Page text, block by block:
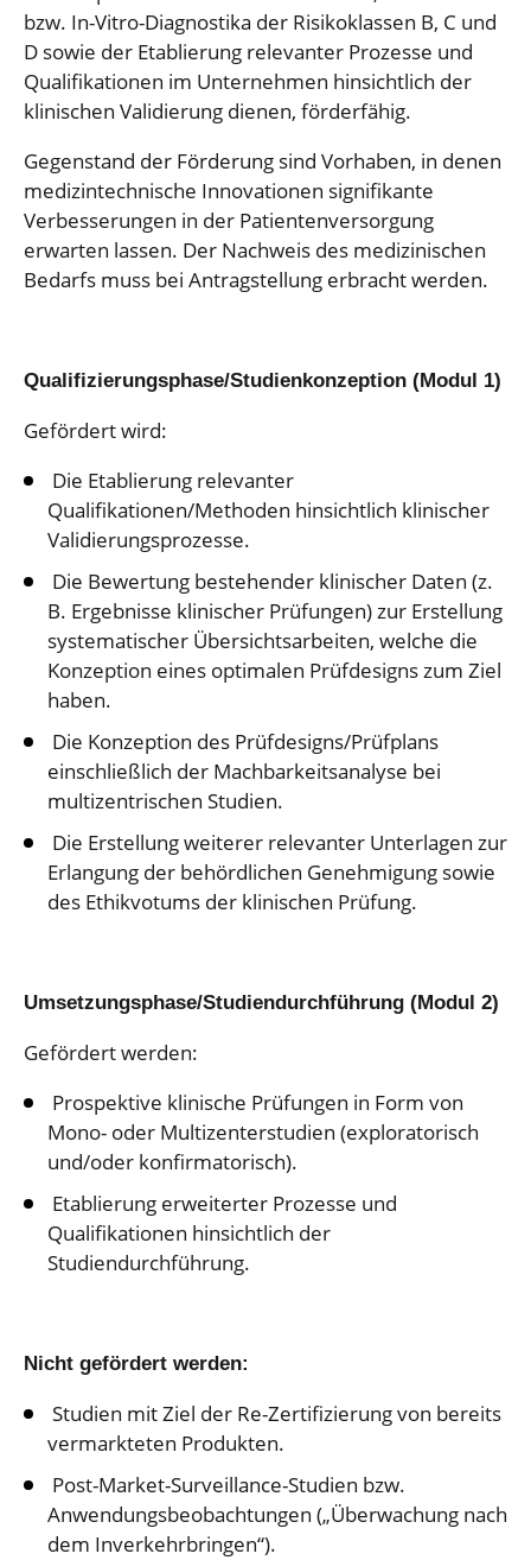
bzw. In-Vitro-Diagnostika der Risikoklassen B, C und
D sowie der Etablierung relevanter Prozesse und
Qualifikationen im Unternehmen hinsichtlich der
klinischen Validierung dienen, förderfähig.
Gegenstand der Förderung sind Vorhaben, in denen
medizintechnische Innovationen signifikante
Verbesserungen in der Patientenversorgung
erwarten lassen. Der Nachweis des medizinischen
Bedarfs muss bei Antragstellung erbracht werden.
Qualifizierungsphase/Studienkonzeption (Modul 1)
Gefördert wird:
Die Etablierung relevanter
Qualifikationen/Methoden hinsichtlich klinischer
Validierungsprozesse.
Die Bewertung bestehender klinischer Daten (z.
B. Ergebnisse klinischer Prüfungen) zur Erstellung
systematischer Übersichtsarbeiten, welche die
Konzeption eines optimalen Prüfdesigns zum Ziel
haben.
Die Konzeption des Prüfdesigns/Prüfplans
einschließlich der Machbarkeitsanalyse bei
multizentrischen Studien.
Die Erstellung weiterer relevanter Unterlagen zur
Erlangung der behördlichen Genehmigung sowie
des Ethikvotums der klinischen Prüfung.
Umsetzungsphase/Studiendurchführung (Modul 2)
Gefördert werden:
Prospektive klinische Prüfungen in Form von
Mono- oder Multizenterstudien (exploratorisch
und/oder konfirmatorisch).
Etablierung erweiterter Prozesse und
Qualifikationen hinsichtlich der
Studiendurchführung.
Nicht gefördert werden:
Studien mit Ziel der Re-Zertifizierung von bereits
vermarkteten Produkten.
Post-Market-Surveillance-Studien bzw.
Anwendungsbeobachtungen („Überwachung nach
dem Inverkehrbringen“).